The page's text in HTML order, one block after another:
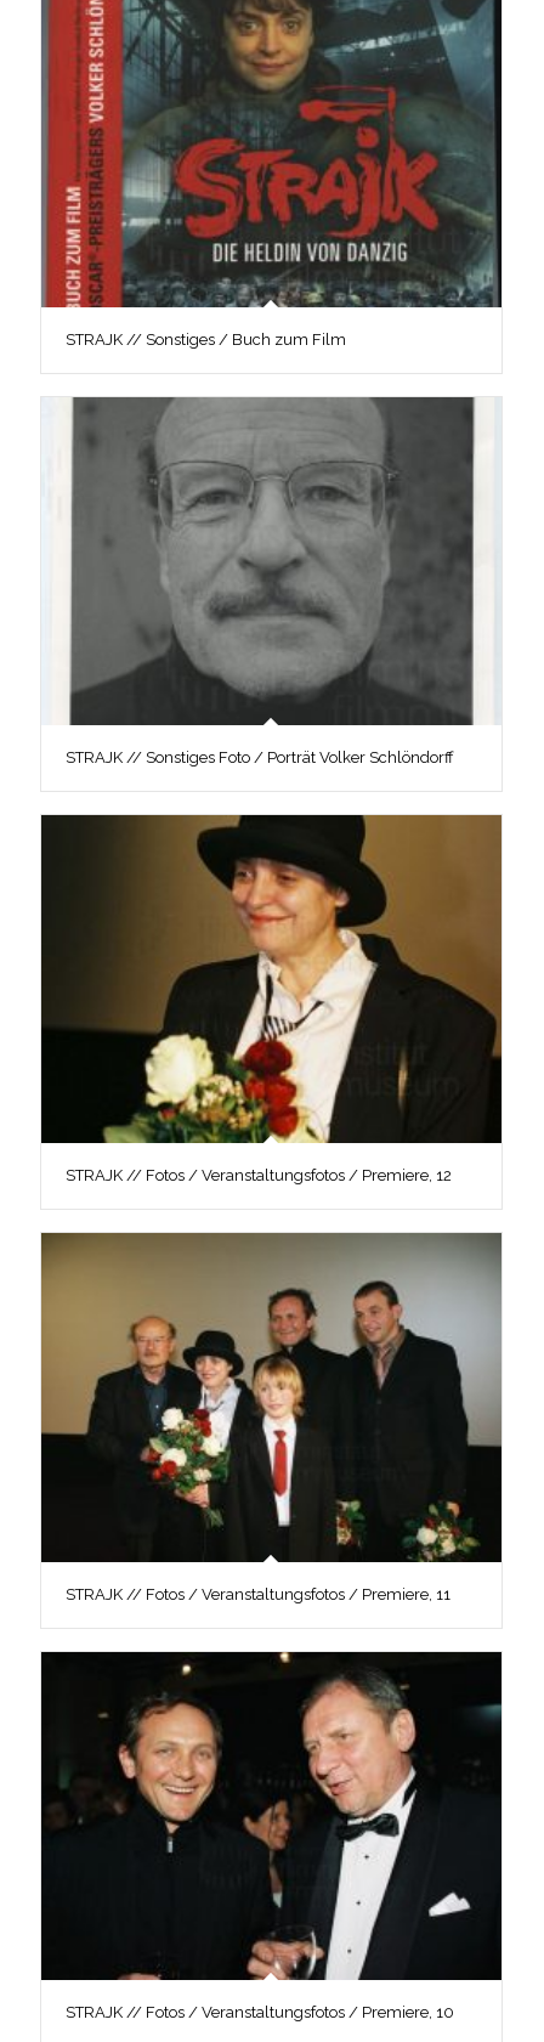
STRAJK // Sonstiges / Buch zum Film
STRAJK // Sonstiges Foto / Porträt Volker Schlöndorff
STRAJK // Fotos / Veranstaltungsfotos / Premiere, 12
STRAJK // Fotos / Veranstaltungsfotos / Premiere, 11
STRAJK // Fotos / Veranstaltungsfotos / Premiere, 10